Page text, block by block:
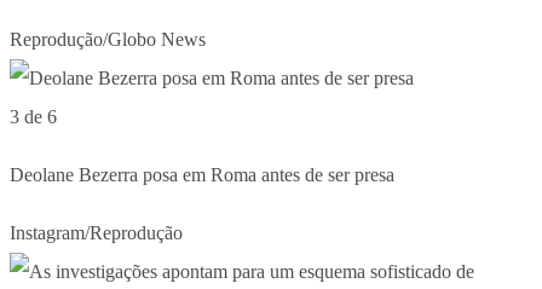
Reprodução/Globo News
3 de 6
Deolane Bezerra posa em Roma antes de ser presa
Instagram/Reprodução